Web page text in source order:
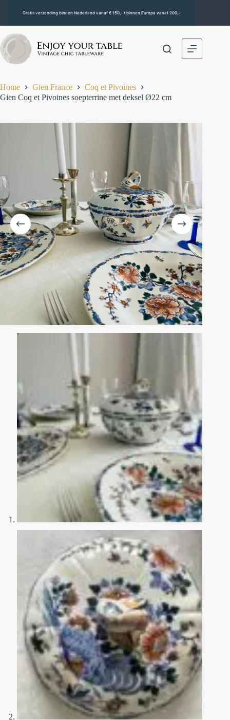
Gratis verzending binnen Nederland vanaf € 150,- / binnen Europa vanaf 200,-
Home Gien France
Coq et Pivoines
Gien Coq et Pivoines soepterrine met deksel Ø22 cm